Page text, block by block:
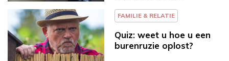
FAMILIE & RELATIE
Quiz: weet u hoe u een
burenruzie oplost?